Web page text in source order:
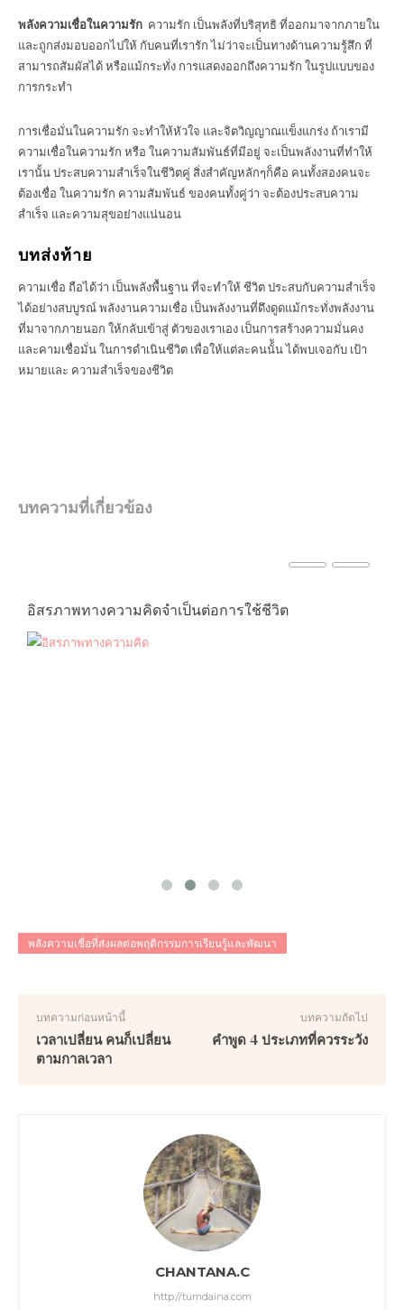
พลังความเชื่อในความรัก ความรัก เป็นพลังที่บริสุทธิ ที่ออกมาจากภายใน
และถูกส่งมอบออกไปให้ กับคนที่เรารัก ไม่ว่าจะเป็นทางด้านความรู้สึก ที่
สามารถสัมผัสได้ หรือแม้กระทั่ง การแสดงออกถึงความรัก ในรูปแบบของ
การกระทำ
การเชื่อมั่นในความรัก จะทำให้หัวใจ และจิตวิญญาณแข็งแกร่ง ถ้าเรามี
ความเชื่อในความรัก หรือ ในความสัมพันธ์ที่มีอยู่ จะเป็นพลังงานที่ทำให้
เรานั้น ประสบความสำเร็จในชีวิตคู่ สิ่งสำคัญหลักๆก็คือ คนทั้งสองคนจะ
ต้องเชื่อ ในความรัก ความสัมพันธ์ ของคนทั้งคู่ว่า จะต้องประสบความ
สำเร็จ และความสุขอย่างแน่นอน
บทส่งท้าย
ความเชื่อ ถือได้ว่า เป็นพลังพื้นฐาน ที่จะทำให้ ชีวิต ประสบกับความสำเร็จ
ได้อย่างสบบูรณ์ พลังงานความเชื่อ เป็นพลังงานที่ดึงดูดแม้กระทั่งพลังงาน
ที่มาจากภายนอก ให้กลับเข้าสู่ ตัวของเราเอง เป็นการสร้างความมั่นคง
และคามเชื่อมั่น ในการดำเนินชีวิต เพื่อให้แต่ละคนนั้ัน ได้พบเจอกับ เป้า
หมายและ ความสำเร็จของชีวิต
บทความที่เกี่ยวข้อง
อิสรภาพทางความคิดจำเป็นต่อการใช้ชีวิต
พลังความเชื่อที่ส่งผลต่อพฤติกรรมการเรียนรู้และพัฒนา
บทความก่อนหน้านี้
เวลาเปลี่ยน คนก็เปลี่ยน
ตามกาลเวลา
บทความถัดไป
คำพูด 4 ประเภทที่ควรระวัง
CHANTANA.C
http://tumdaina.com